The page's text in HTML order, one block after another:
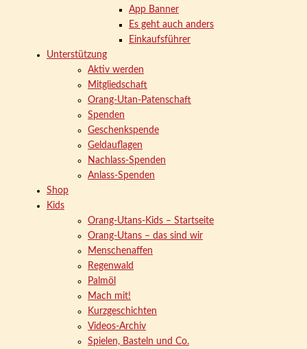
App Banner
Es geht auch anders
Einkaufsführer
Unterstützung
Aktiv werden
Mitgliedschaft
Orang-Utan-Patenschaft
Spenden
Geschenkspende
Geldauflagen
Nachlass-Spenden
Anlass-Spenden
Shop
Kids
Orang-Utans-Kids – Startseite
Orang-Utans – das sind wir
Menschenaffen
Regenwald
Palmöl
Mach mit!
Kurzgeschichten
Videos-Archiv
Spielen, Basteln und Co.